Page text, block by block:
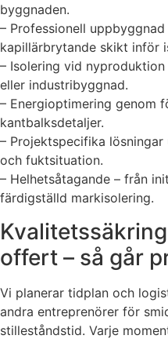
byggnaden.
– Professionell
kapillärbrytande skikt inför
– Isolering vid
eller industribyggnad.
– Energioptimering genom
kantbalksdetaljer.
– Projektspecifika
och fuktsituation.
– Helhetsåtagande – från
färdigställd markisolering.
offert – så går
Vi planerar tidplan och
andra entreprenörer för
stilleståndstid. Varje